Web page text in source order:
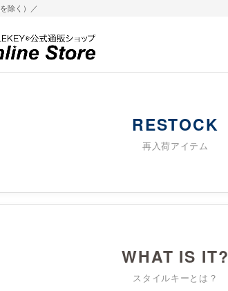
除く）／
RESTOCK
再入荷アイテム
WHAT IS IT?
スタイルキーとは？